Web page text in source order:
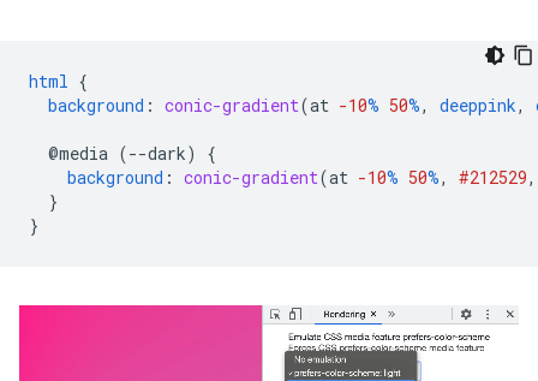
html {
background : conic-gradient(at -10% 50%, deeppink,
@media (--dark)
{
background : conic-gradient(at -10% 50%, #212529,
}
}